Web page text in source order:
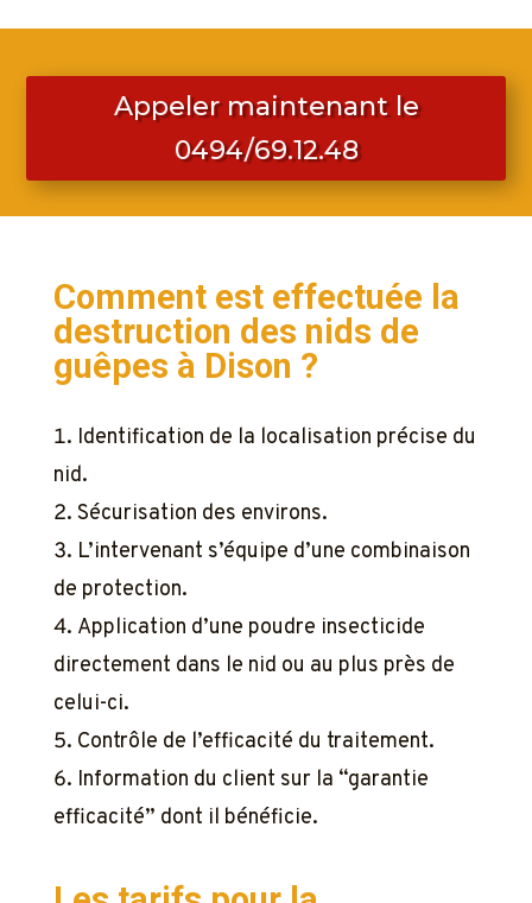
Appeler maintenant le
0494/69.12.48
Comment est effectuée la
destruction des nids de
guêpes à Dison ?
Identification de la localisation précise du
nid.
Sécurisation des environs.
L’intervenant s’équipe d’une combinaison
de protection.
Application d’une poudre insecticide
directement dans le nid ou au plus près de
celui-ci.
Contrôle de l’efficacité du traitement.
Information du client sur la “garantie
efficacité” dont il bénéficie.